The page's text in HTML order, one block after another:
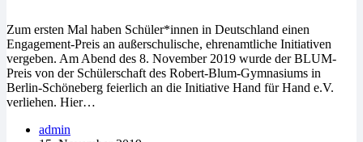
Zum ersten Mal haben Schüler*innen in Deutschland einen
Engagement-Preis an außerschulische, ehrenamtliche Initiativen
vergeben. Am Abend des 8. November 2019 wurde der BLUM-
Preis von der Schülerschaft des Robert-Blum-Gymnasiums in
Berlin-Schöneberg feierlich an die Initiative Hand für Hand e.V.
verliehen. Hier…
admin